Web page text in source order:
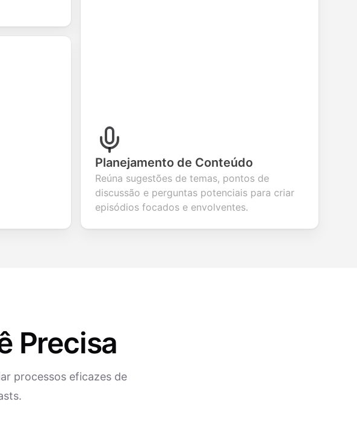
Planejamento de Conteúdo
Reúna sugestões de temas, pontos de
discussão e perguntas potenciais para criar
episódios focados e envolventes.
Precisa
processos eficazes de